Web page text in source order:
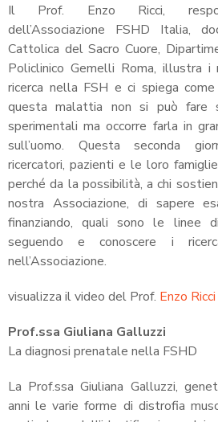
Il Prof. Enzo Ricci,
dell’Associazione FSHD Italia,
Cattolica del Sacro Cuore,
Policlinico Gemelli Roma, illustra
ricerca nella FSH e ci spiega
questa malattia non si può fare
sperimentali ma occorre farla in
sull’uomo. Questa seconda
ricercatori, pazienti e le loro
perché da la possibilità, a chi
nostra Associazione, di sapere
finanziando, quali sono le linee
seguendo e conoscere i
nell’Associazione.
visualizza il video del Prof. Enzo Ricci
Prof.ssa Giuliana Galluzzi
La diagnosi prenatale nella FSHD
La Prof.ssa Giuliana Galluzzi,
anni le varie forme di distrofia